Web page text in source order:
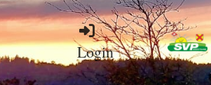
Login